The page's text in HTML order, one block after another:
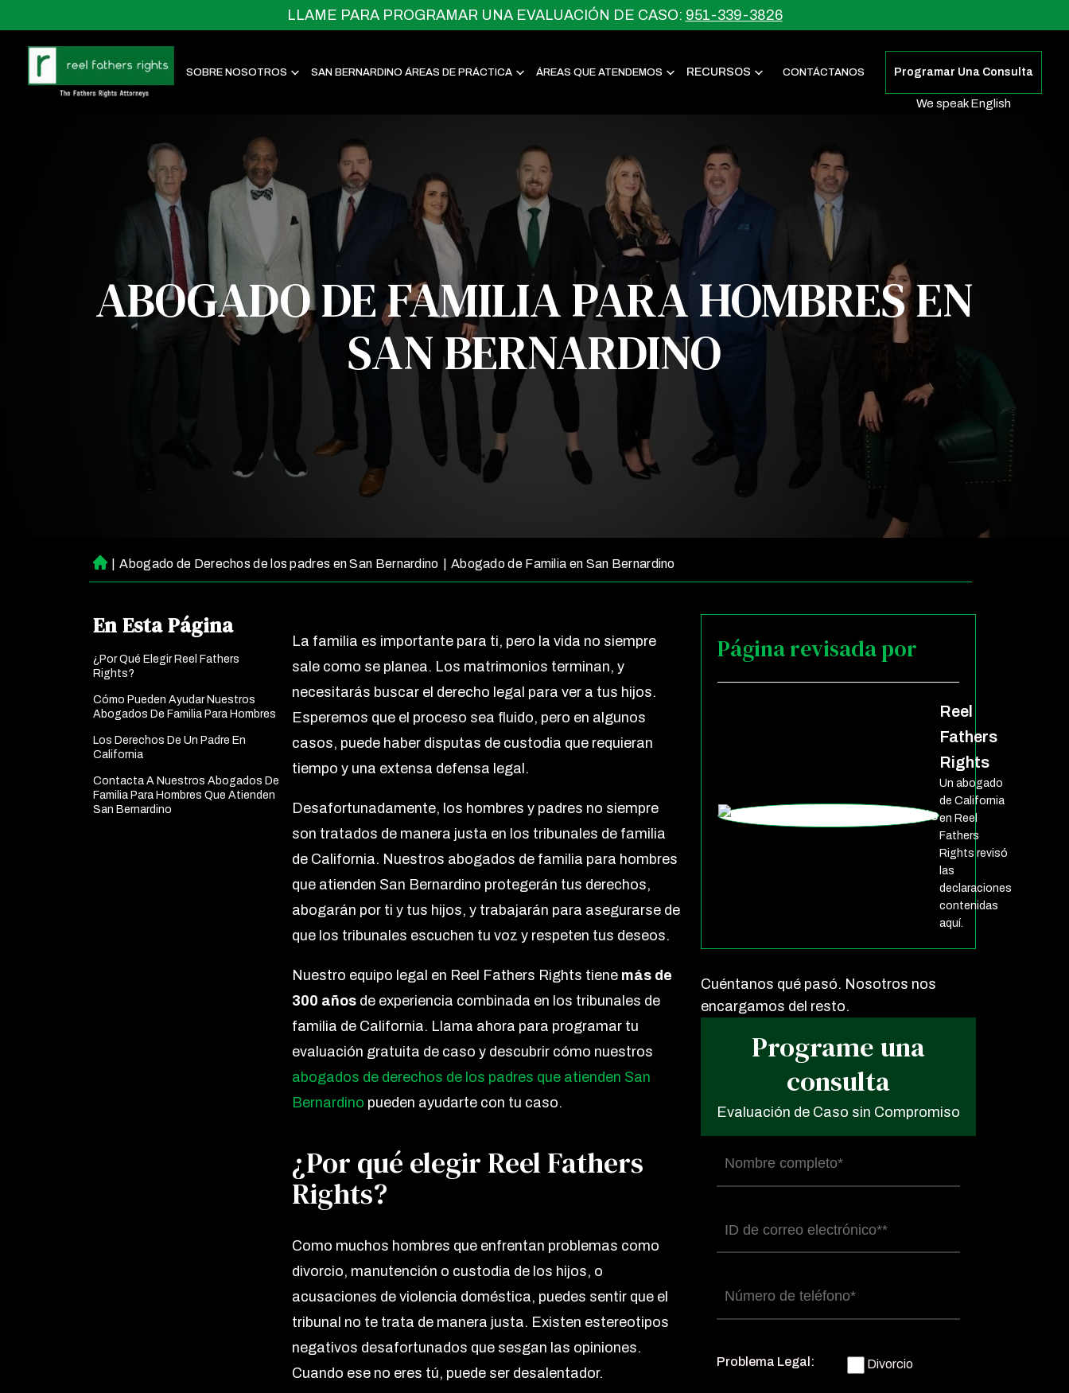
LLAME PARA PROGRAMAR UNA EVALUACIÓN DE CASO: 951-339-3826
SOBRE NOSOTROS SAN BERNARDINO ÁREAS DE PRÁCTICA ÁREAS QUE ATENDEMOS RECURSOS CONTÁCTANOS Programar Una Consulta
We speak English
ABOGADO DE FAMILIA PARA HOMBRES EN
SAN BERNARDINO
Ini
ci
Abogado de Derechos de los padres en San Bernardino Abogado de Familia en San Bernardino
En Esta Página
¿Por Qué Elegir Reel Fathers
Rights?
Cómo Pueden Ayudar Nuestros
Abogados De Familia Para Hombres
Los Derechos De Un Padre En
California
Contacta A Nuestros Abogados De
Familia Para Hombres Que Atienden
San Bernardino
La familia es importante para ti, pero la vida no siempre
sale como se planea. Los matrimonios terminan, y
necesitarás buscar el derecho legal para ver a tus hijos.
Esperemos que el proceso sea fluido, pero en algunos
casos, puede haber disputas de custodia que requieran
tiempo y una extensa defensa legal.
Desafortunadamente, los hombres y padres no siempre
son tratados de manera justa en los tribunales de familia
de California. Nuestros abogados de familia para hombres
que atienden San Bernardino protegerán tus derechos,
abogarán por ti y tus hijos, y trabajarán para asegurarse de
que los tribunales escuchen tu voz y respeten tus deseos.
Nuestro equipo legal en Reel Fathers Rights tiene más de
300 años de experiencia combinada en los tribunales de
familia de California. Llama ahora para programar tu
evaluación gratuita de caso y descubrir cómo nuestros
abogados de derechos de los padres que atienden San
Bernardino pueden ayudarte con tu caso.
¿Por qué elegir Reel Fathers
Rights?
Como muchos hombres que enfrentan problemas como
divorcio, manutención o custodia de los hijos, o
acusaciones de violencia doméstica, puedes sentir que el
tribunal no te trata de manera justa. Existen estereotipos
negativos desafortunados que sesgan las opiniones.
Cuando ese no eres tú, puede ser desalentador.
Página revisada por
Reel
Fathers
Rights
Un abogado
de California
en Reel
Fathers
Rights revisó
las
declaraciones
contenidas
aquí.
Cuéntanos qué pasó. Nosotros nos
encargamos del resto.
Programe una
consulta
Evaluación de Caso sin Compromiso
Nombre
completo(Obligatorio)
Correo
electrónico(Obligatorio)
Número
de
Problema Legal: Divorcio